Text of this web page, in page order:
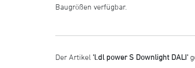
Baugrößen verfügbar.
Der Artikel 'l.dl power S Downlight DALI'